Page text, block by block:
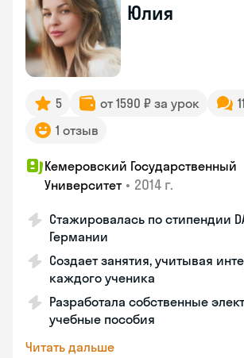
Юлия
5 от 1590 ₽ за урок
1 отзыв
Кемеровский Государственный
Университет • 2014 г.
Стажировалась по стипендии
Германии
Создает занятия, учитывая
каждого ученика
Разработала собственные
учебные пособия
Читать дальше